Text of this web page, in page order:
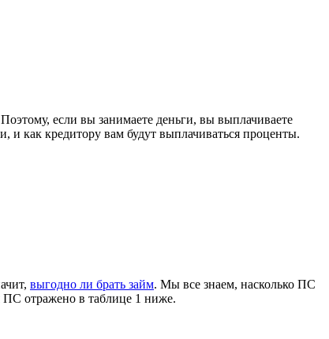
если вы занимаете деньги, вы выплачиваете
и как кредитору вам будут выплачиваться проценты.
выгодно ли брать займ. Мы все знаем, насколько ПС
ПС отражено в таблице 1 ниже.